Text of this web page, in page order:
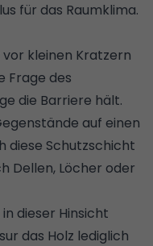
für das Raumklima.
vor kleinen Kratzern
Frage des
die Barriere hält.
auf einen
diese Schutzschicht
Dellen, Löcher oder
dieser Hinsicht
das Holz lediglich